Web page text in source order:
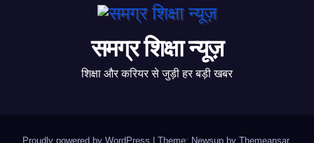
समग्र शिक्षा न्यूज़
शिक्षा और करियर से जुड़ी हर बड़ी खबर
Proudly powered by WordPress Theme: Newsup by Themeansar.